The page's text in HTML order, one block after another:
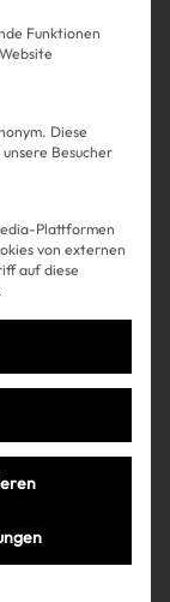
AGB
Wahl
Funktionen
Diese
Besucher
Plattformen
von externen
auf diese